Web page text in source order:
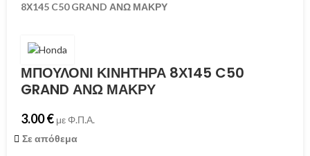
8Χ145 C50 GRAND ΑΝΩ ΜΑΚΡΥ
ΜΠΟΥΛΟΝΙ ΚΙΝΗΤΗΡΑ 8Χ145 C50
GRAND ΑΝΩ ΜΑΚΡΥ
3.00€ με Φ.Π.Α.
Σε απόθεμα